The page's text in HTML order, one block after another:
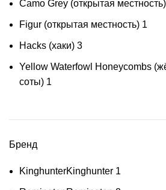
Camo Grey (открытая местность)
Figur (открытая местность) 1
Hacks (хаки) 3
Yellow Waterfowl Honeycombs
соты) 1
Бренд
KinghunterKinghunter 1